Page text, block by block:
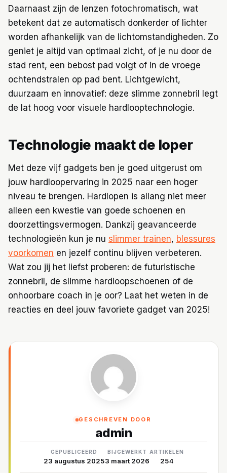
Daarnaast zijn de lenzen fotochromatisch, wat
betekent dat ze automatisch donkerder of lichter
worden afhankelijk van de lichtomstandigheden. Zo
geniet je altijd van optimaal zicht, of je nu door de
stad rent, een bebost pad volgt of in de vroege
ochtendstralen op pad bent. Lichtgewicht,
duurzaam en innovatief: deze slimme zonnebril legt
de lat hoog voor visuele hardlooptechnologie.
Technologie maakt de loper
Met deze vijf gadgets ben je goed uitgerust om
jouw hardloopervaring in 2025 naar een hoger
niveau te brengen. Hardlopen is allang niet meer
alleen een kwestie van goede schoenen en
doorzettingsvermogen. Dankzij geavanceerde
technologieën kun je nu slimmer trainen, blessures
voorkomen en jezelf continu blijven verbeteren.
Wat zou jij het liefst proberen: de futuristische
zonnebril, de slimme hardloopschoenen of de
onhoorbare coach in je oor? Laat het weten in de
reacties en deel jouw favoriete gadget van 2025!
GESCHREVEN DOOR
admin
GEPUBLICEERD
23 augustus 2025
BIJGEWERKT
3 maart 2026
ARTIKELEN
254